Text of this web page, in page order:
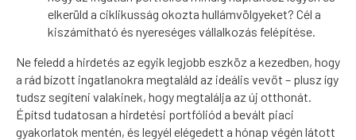
elkerüld a ciklikusság okozta hullámvölgyeket? Cél a
kiszámítható és nyereséges vállalkozás felépítése.
Ne feledd a hirdetés az egyik legjobb eszköz a kezedben, hogy
a rád bízott ingatlanokra megtaláld az ideális vevőt – plusz így
tudsz segíteni valakinek, hogy megtalálja az új otthonát.
Építsd tudatosan a hirdetési portfóliód a bevált piaci
gyakorlatok mentén, és legyél elégedett a hónap végén látott